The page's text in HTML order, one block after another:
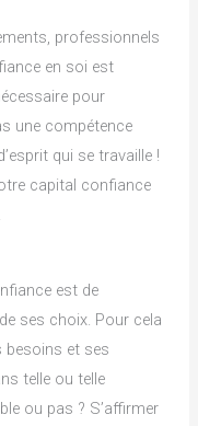
professionnels
en soi est
pour
une compétence
qui se travaille !
capital confiance
est de
ses choix. Pour cela
besoins et ses
telle ou telle
ou pas ? S’affirmer